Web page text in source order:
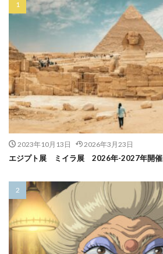
2023年10月13日 2026年3月23日
エジプト展 ミイラ展 2026年-2027年開催